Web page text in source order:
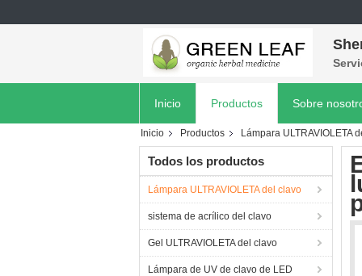
Inicio Productos Sobre
Inicio Productos Lámpara ULTRAVIOLETA
Todos los productos
Lámpara ULTRAVIOLETA del clavo
sistema de acrílico del clavo
Gel ULTRAVIOLETA del clavo
Lámpara de UV de clavo de LED